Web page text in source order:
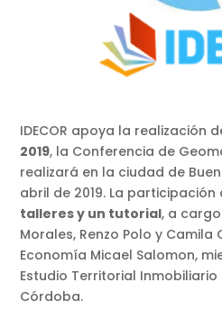
IDECOR apoya la realización
2019, la Conferencia de
realizará en la ciudad de
abril de 2019. La participación
talleres y un tutorial, a
Morales, Renzo Polo y Camila
Economía Micael Salomon,
Estudio Territorial
Córdoba.